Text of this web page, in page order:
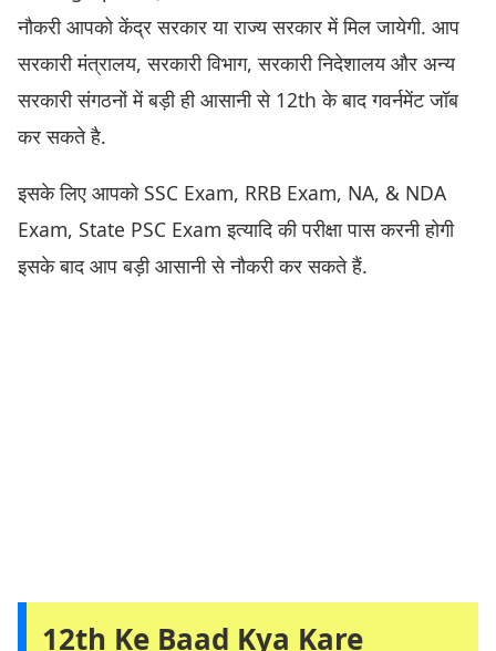
नौकरी आपको केंद्र सरकार या राज्य सरकार में मिल जायेगी. आप
सरकारी मंत्रालय, सरकारी विभाग, सरकारी निदेशालय और अन्य
सरकारी संगठनों में बड़ी ही आसानी से 12th के बाद गवर्नमेंट जॉब
कर सकते है.
इसके लिए आपको SSC Exam, RRB Exam, NA, & NDA
Exam, State PSC Exam इत्यादि की परीक्षा पास करनी होगी
इसके बाद आप बड़ी आसानी से नौकरी कर सकते हैं.
12th Ke Baad Kya Kare